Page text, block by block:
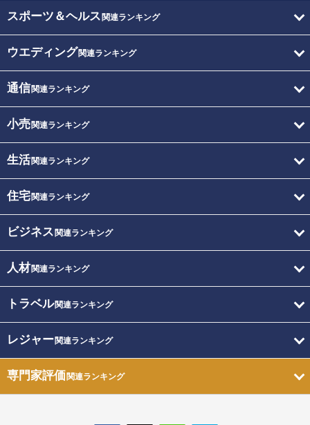
スポーツ＆ヘルス 関連ランキング
ウエディング関連ランキング
通信関連ランキング
小売関連ランキング
生活関連ランキング
住宅関連ランキング
ビジネス 関連ランキング
人材関連ランキング
トラベル関連ランキング
レジャー関連ランキング
専門家評価関連ランキング